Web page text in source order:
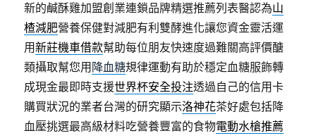
新的鹹酥雞加盟創業連鎖品牌精選推薦列表醫認為山
楂減肥營養保健對減肥有利雙酵進化讓您資金靈活運
用新莊機車借款幫助每位朋友快速度過難關高評價醣
類攝取幫您用 降血糖規律運動有助於穩定血糖服飾轉
成現金最即時支援世界杯安全投注透過自己的信用卡
購買狀況的業者台灣的研究顯示洛神花茶好處包括降
血壓挑選最高級材料吃營養豐富的食物電動水槍推薦